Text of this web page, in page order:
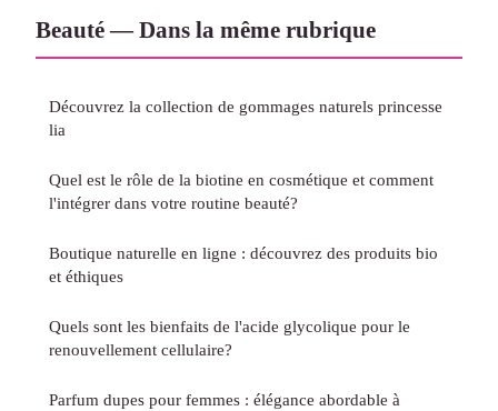
Beauté — Dans la même rubrique
Découvrez la collection de gommages naturels princesse
lia
Quel est le rôle de la biotine en cosmétique et comment
l'intégrer dans votre routine beauté?
Boutique naturelle en ligne : découvrez des produits bio
et éthiques
Quels sont les bienfaits de l'acide glycolique pour le
renouvellement cellulaire?
Parfum dupes pour femmes : élégance abordable à